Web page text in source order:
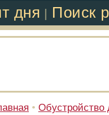
дня Поиск
• Обустройство